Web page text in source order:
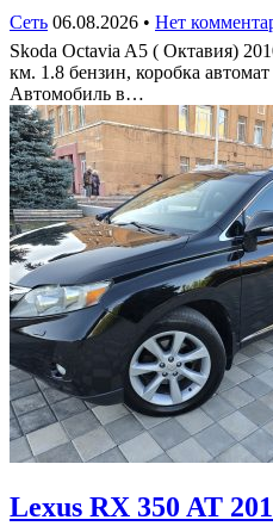
Сеть 06.08.2026 • Нет
Skoda Octavia A5 ( Октавия)
км. 1.8 бензин, коробка
Автомобиль в…
Lexus RX 350 AT